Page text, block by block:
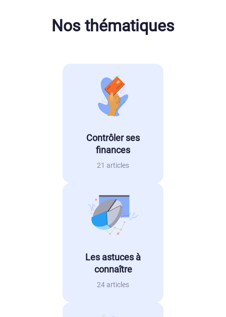
Nos thématiques
Contrôler ses
finances
21 articles
Les astuces à
connaître
24 articles